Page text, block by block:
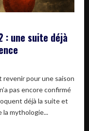
: une suite déjà
pour une saison
pas encore confirmé
déjà la suite et
la mythologie...